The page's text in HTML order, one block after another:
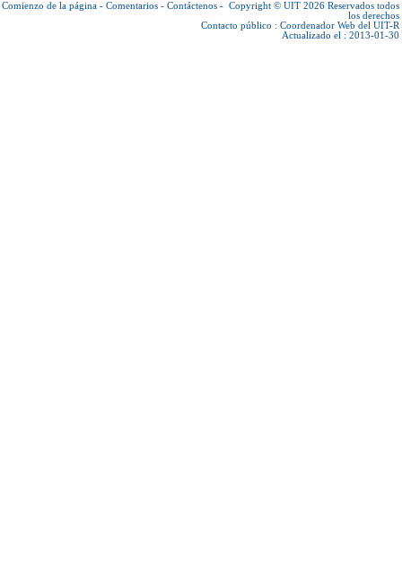
Comienzo de la página - Comentarios - Contáctenos - Copyright © UIT 2026 Reservados todos
los derechos
Contacto público : Coordenador Web del UIT-R
Actualizado el : 2013-01-30